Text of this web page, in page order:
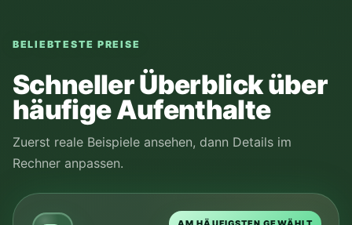
BELIEBTESTE PREISE
Schneller Überblick über
häufige Aufenthalte
Zuerst reale Beispiele ansehen, dann Details im
Rechner anpassen.